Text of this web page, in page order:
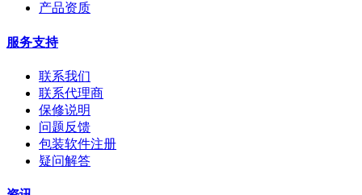
产品资质
服务支持
联系我们
联系代理商
保修说明
问题反馈
包装软件注册
疑问解答